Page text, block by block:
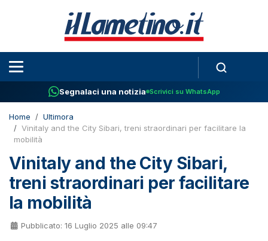
Segnalaci una notizia Scrivici su WhatsApp
Home
Ultimora
Vinitaly and the City Sibari, treni straordinari per facilitare la
mobilità
Vinitaly and the City Sibari,
treni straordinari per facilitare
la mobilità
Pubblicato: 16 Luglio 2025 alle 09:47